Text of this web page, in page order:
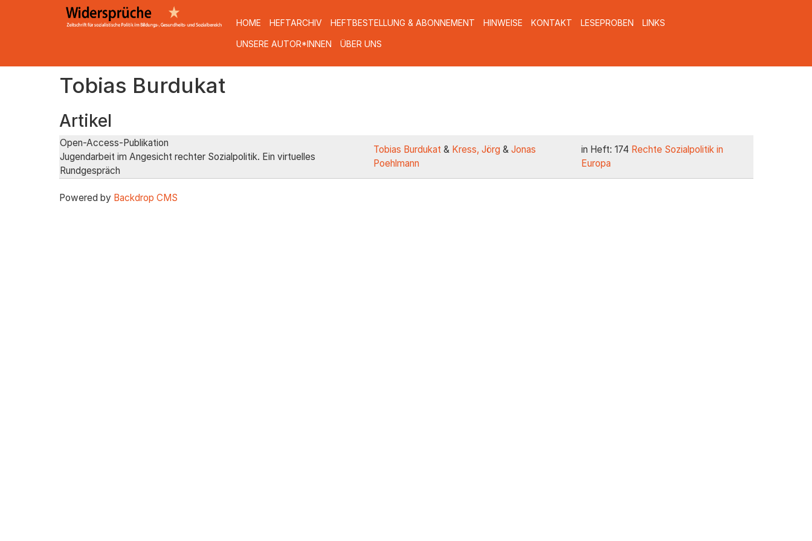
HOME HEFTARCHIV HEFTBESTELLUNG & ABONNEMENT HINWEISE KONTAKT LESEPROBEN LINKS
UNSERE AUTOR*INNEN ÜBER UNS
Tobias Burdukat
Artikel
Open-Access-Publikation
Jugendarbeit im Angesicht rechter Sozialpolitik. Ein virtuelles
Rundgespräch
Tobias Burdukat& Kress, Jörg & Jonas
Poehlmann
in Heft: 174 Rechte Sozialpolitik in
Europa
Powered by Backdrop CMS